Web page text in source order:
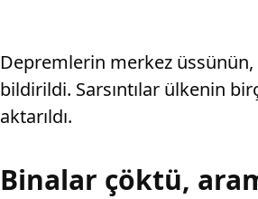
Depremlerin merkez üssünün,
bildirildi. Sarsıntılar ülkenin
aktarıldı.
Binalar çöktü,